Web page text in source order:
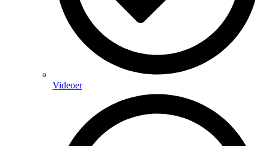
Videoer